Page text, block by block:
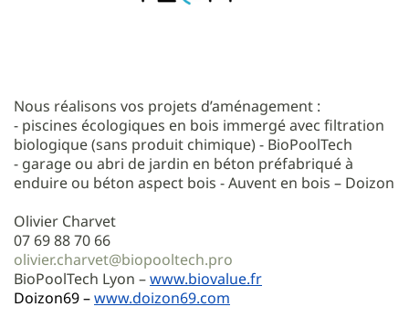
Nous réalisons vos projets d’aménagement :
- piscines écologiques en bois immergé avec filtration
biologique (sans produit chimique) - BioPoolTech
- garage ou abri de jardin en béton préfabriqué à
enduire ou béton aspect bois - Auvent en bois – Doizon
Olivier Charvet
07 69 88 70 66
olivier.charvet@biopooltech.pro
BioPoolTech Lyon –www.biovalue.fr
Doizon69 –www.doizon69.com